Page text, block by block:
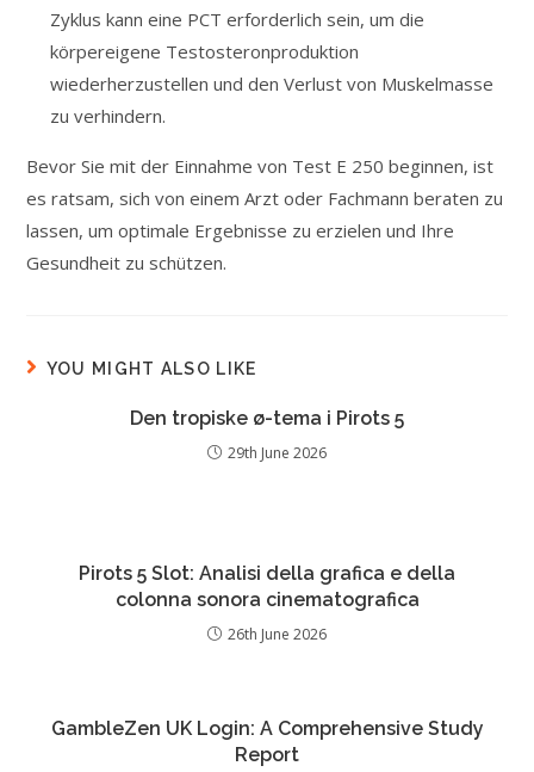
Zyklus kann eine PCT erforderlich sein, um die
körpereigene Testosteronproduktion
wiederherzustellen und den Verlust von Muskelmasse
zu verhindern.
Bevor Sie mit der Einnahme von Test E 250 beginnen, ist
es ratsam, sich von einem Arzt oder Fachmann beraten zu
lassen, um optimale Ergebnisse zu erzielen und Ihre
Gesundheit zu schützen.
YOU MIGHT ALSO LIKE
Den tropiske ø-tema i Pirots 5
29th June 2026
Pirots 5 Slot: Analisi della grafica e della
colonna sonora cinematografica
26th June 2026
GambleZen UK Login: A Comprehensive Study
Report